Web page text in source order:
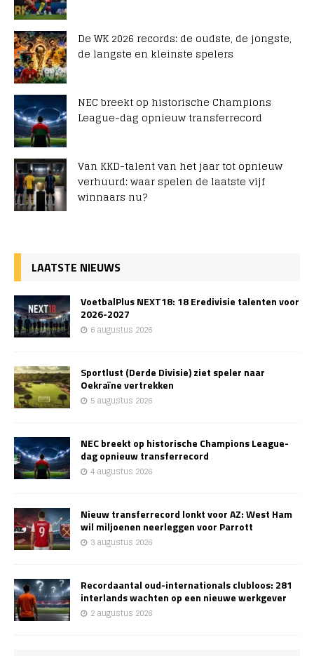
De WK 2026 records: de oudste, de jongste,
de langste en kleinste spelers
NEC breekt op historische Champions
League-dag opnieuw transferrecord
Van KKD-talent van het jaar tot opnieuw
verhuurd: waar spelen de laatste vijf
winnaars nu?
LAATSTE NIEUWS
VoetbalPlus NEXT18: 18 Eredivisie talenten voor
2026-2027
6 augustus 2026
Sportlust (Derde Divisie) ziet speler naar
Oekraïne vertrekken
5 augustus 2026
NEC breekt op historische Champions League-
dag opnieuw transferrecord
4 augustus 2026
Nieuw transferrecord lonkt voor AZ: West Ham
wil miljoenen neerleggen voor Parrott
3 augustus 2026
Recordaantal oud-internationals clubloos: 281
interlands wachten op een nieuwe werkgever
2 augustus 2026